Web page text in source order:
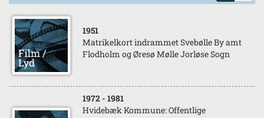
1951
Matrikelkort indrammet Svebølle By amt
Flodholm og Øresø Mølle Jorløse Sogn
1972 - 1981
Hvidebæk Kommune: Offentlige